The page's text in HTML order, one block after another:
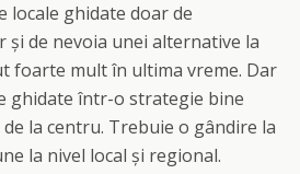
locale ghidate doar de
și de nevoia unei alternative la
foarte mult în ultima vreme. Dar
ghidate într-o strategie bine
la centru. Trebuie o gândire la
la nivel local și regional.